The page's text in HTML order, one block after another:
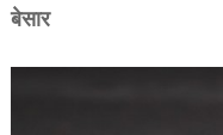
बेसार